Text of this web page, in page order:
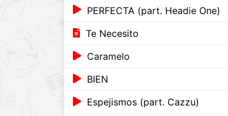
PERFECTA (part. Headie One)
Te Necesito
Caramelo
BIEN
Espejismos (part. Cazzu)